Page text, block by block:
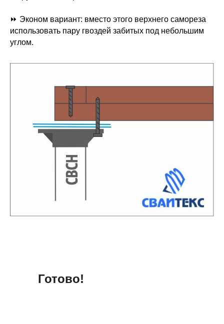
⏩ Эконом вариант: вместо этого верхнего самореза
использовать пару гвоздей забитых под небольшим
углом.
Готово!